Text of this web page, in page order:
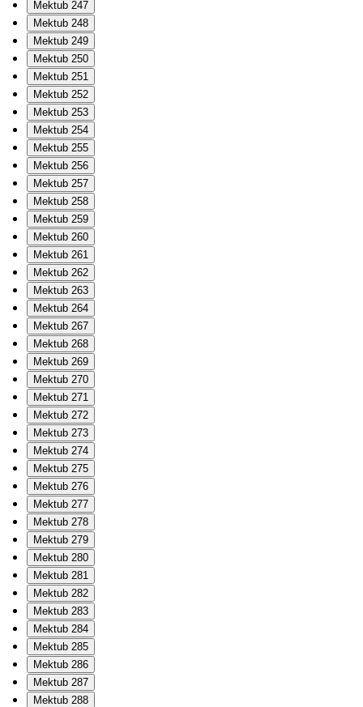
Mektub 247
Mektub 248
Mektub 249
Mektub 250
Mektub 251
Mektub 252
Mektub 253
Mektub 254
Mektub 255
Mektub 256
Mektub 257
Mektub 258
Mektub 259
Mektub 260
Mektub 261
Mektub 262
Mektub 263
Mektub 264
Mektub 267
Mektub 268
Mektub 269
Mektub 270
Mektub 271
Mektub 272
Mektub 273
Mektub 274
Mektub 275
Mektub 276
Mektub 277
Mektub 278
Mektub 279
Mektub 280
Mektub 281
Mektub 282
Mektub 283
Mektub 284
Mektub 285
Mektub 286
Mektub 287
Mektub 288